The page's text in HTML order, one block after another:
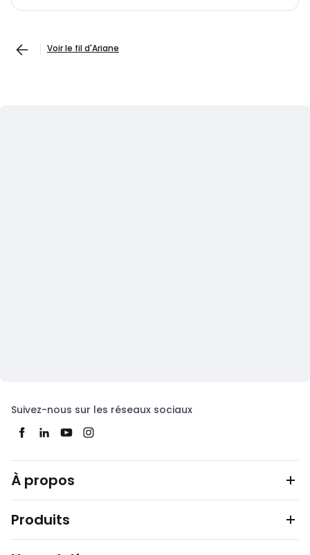
Voir le fil d'Ariane
Suivez-nous sur les réseaux sociaux
À propos
Produits